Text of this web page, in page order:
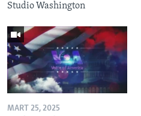
Studio Washington
MART 25, 2025